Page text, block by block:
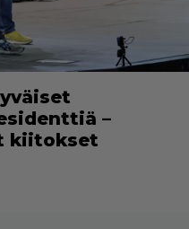
–
kiitokset